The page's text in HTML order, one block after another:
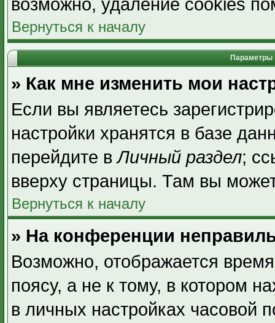
возможно, удаление cookies
Вернуться к началу
Параметры
» Как мне изменить мои
Если вы являетесь
настройки хранятся в базе
перейдите вЛичный раздел;
вверху страницы. Там вы
Вернуться к началу
» На конференции
Возможно, отображается
поясу, а не к тому, в котором
в личных настройках часовой